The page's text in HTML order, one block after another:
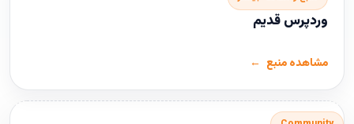
وردپرس قدیم
مشاهده منبع